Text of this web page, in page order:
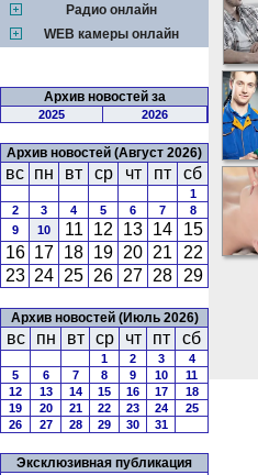
Радио онлайн
WEB камеры онлайн
Архив новостей за
2025 2026
Архив новостей (Август 2026)
вс пн вт ср чт пт сб
1
2
3 4 5 6 7
8
9
10 11 12 13 14
15
16 17 18 19 20 21
22
23 24 25 26 27 28 29
Архив новостей (Июль 2026)
вс пн вт ср чт пт сб
1 2 3
4
5
6 7 8 9 10
11
12
13 14 15 16 17
18
19
20 21 22 23 24
25
26
27 28 29 30 31
Эксклюзивная публикация